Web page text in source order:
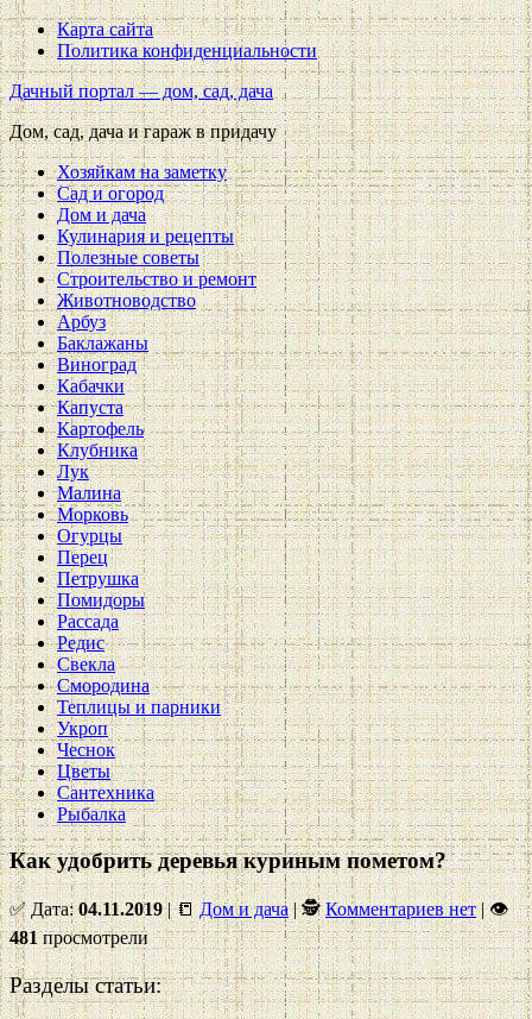
Карта сайта
Политика конфиденциальности
Дачный портал — дом, сад, дача
Дом, сад, дача и гараж в придачу
Хозяйкам на заметку
Сад и огород
Дом и дача
Кулинария и рецепты
Полезные советы
Строительство и ремонт
Животноводство
Арбуз
Баклажаны
Виноград
Кабачки
Капуста
Картофель
Клубника
Лук
Малина
Морковь
Огурцы
Перец
Петрушка
Помидоры
Рассада
Редис
Свекла
Смородина
Теплицы и парники
Укроп
Чеснок
Цветы
Сантехника
Рыбалка
Как удобрить деревья куриным пометом?
✅ Дата:04.11.2019| 📒Дом и дача| 🕵Комментариев нет|👁
481просмотрели
Разделы статьи: